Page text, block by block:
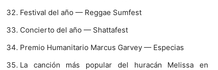
Festival del año — Reggae Sumfest
Concierto del año — Shattafest
Premio Humanitario Marcus Garvey — Especias
La canción más popular del huracán Melissa en